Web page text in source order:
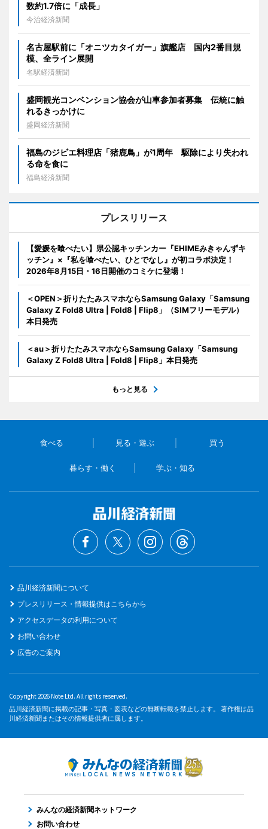
数約1.7倍に「成長」
今治経済新聞
名古屋駅前に「オニツカタイガー」旗艦店 国内2番目規
模、全ライン展開
名駅経済新聞
盛岡観光コンベンション協会が山車参加者募集 伝統に触
れるきっかけに
盛岡経済新聞
福島のジビエ料理店「猪鹿鳥」が1周年 駆除により失われ
る命を食に
福島経済新聞
プレスリリース
【愛媛を喰べたい】県公認キッチンカー『EHIMEみきゃんずキ
ッチン』×『私を喰べたい、ひとでなし』が初コラボ決定！
2026年8月15日・16日開催のコミケに登場！
＜OPEN＞折りたたみスマホならSamsung Galaxy「Samsung
Galaxy Z Fold8 Ultra | Fold8 | Flip8」（SIMフリーモデル）
本日発売
＜au＞折りたたみスマホならSamsung Galaxy「Samsung
Galaxy Z Fold8 Ultra | Fold8 | Flip8」本日発売
もっと見る
食べる 見る・遊ぶ 買う
暮らす・働く 学ぶ・知る
品川経済新聞について
プレスリリース・情報提供はこちらから
アクセスデータの利用について
お問い合わせ
広告のご案内
Copyright 2026 Note Ltd. All rights reserved.
品川経済新聞に掲載の記事・写真・図表などの無断転載を禁止します。 著作権は品
川経済新聞またはその情報提供者に属します。
みんなの経済新聞ネットワーク
お問い合わせ